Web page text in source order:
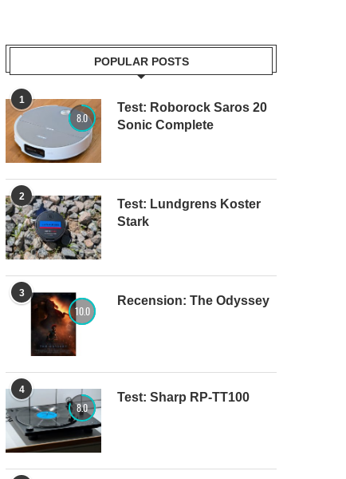
POPULAR POSTS
1
8.0
Test: Roborock Saros 20
Sonic Complete
2
Test: Lundgrens Koster
Stark
3
10.0
Recension: The Odyssey
4
8.0
Test: Sharp RP-TT100